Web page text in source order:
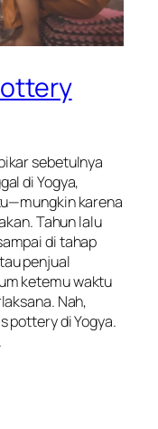
sebetulnya
di Yogya,
—mungkin karena
Tahun lalu
di tahap
penjual
ketemu waktu
Nah,
potterydi Yogya.